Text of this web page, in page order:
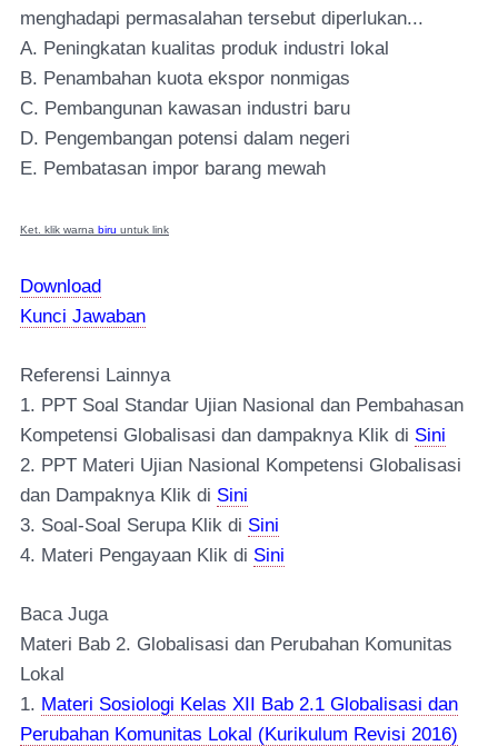
menghadapi permasalahan tersebut diperlukan...
A. Peningkatan kualitas produk industri lokal
B. Penambahan kuota ekspor nonmigas
C. Pembangunan kawasan industri baru
D. Pengembangan potensi dalam negeri
E. Pembatasan impor barang mewah
Ket. klik warna biru untuk link
Download
Kunci Jawaban
Referensi Lainnya
1. PPT Soal Standar Ujian Nasional dan Pembahasan
Kompetensi Globalisasi dan dampaknya Klik di Sini
2. PPT Materi Ujian Nasional Kompetensi Globalisasi
dan Dampaknya Klik di Sini
3. Soal-Soal Serupa Klik di Sini
4. Materi Pengayaan Klik di Sini
Baca Juga
Materi Bab 2. Globalisasi dan Perubahan Komunitas
Lokal
1. Materi Sosiologi Kelas XII Bab 2.1 Globalisasi dan
Perubahan Komunitas Lokal (Kurikulum Revisi 2016)